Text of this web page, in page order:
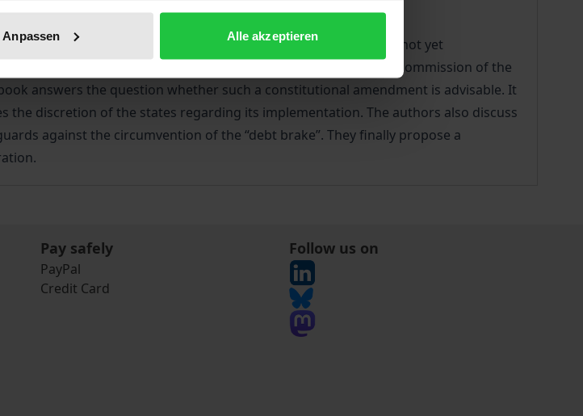
Anpassen Alle akzeptieren
Germany as a whole. However, North Rhine-Westphalia has not yet
a “debt brake“ is on the agenda of the constitutional reform commission of the
answers the question whether such a constitutional amendment is advisable. It
the discretion of the states regarding its implementation. The authors also discuss
against the circumvention of the “debt brake”. They finally propose a
Pay safely
PayPal
Credit Card
Follow us on